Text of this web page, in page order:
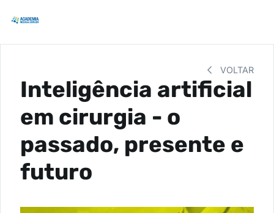
VOLTAR
Inteligência artificial
em cirurgia - o
passado, presente e
futuro